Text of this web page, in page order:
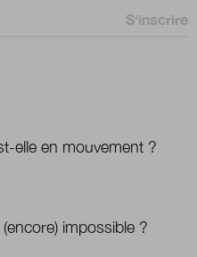
elle en mouvement ?
impossible ?